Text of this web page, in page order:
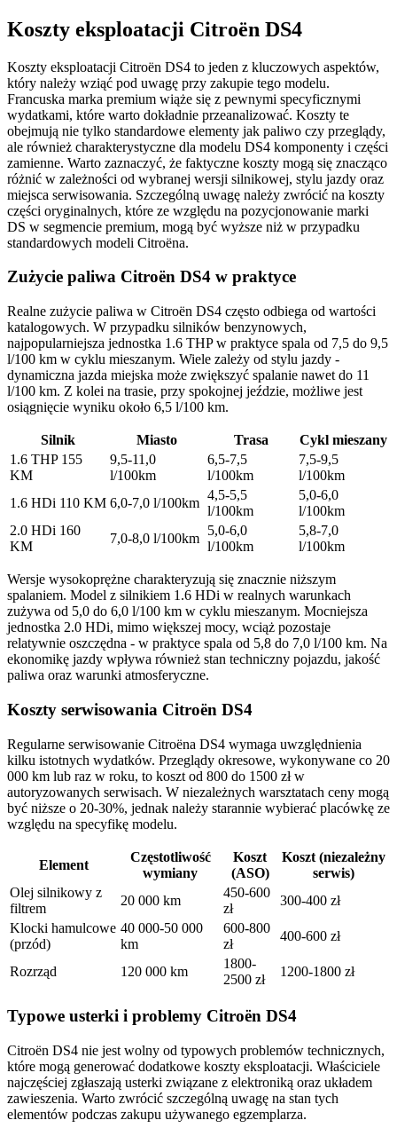
Koszty eksploatacji Citroën DS4
Koszty eksploatacji Citroën DS4 to jeden z kluczowych aspektów,
który należy wziąć pod uwagę przy zakupie tego modelu.
Francuska marka premium wiąże się z pewnymi specyficznymi
wydatkami, które warto dokładnie przeanalizować. Koszty te
obejmują nie tylko standardowe elementy jak paliwo czy przeglądy,
ale również charakterystyczne dla modelu DS4 komponenty i części
zamienne. Warto zaznaczyć, że faktyczne koszty mogą się znacząco
różnić w zależności od wybranej wersji silnikowej, stylu jazdy oraz
miejsca serwisowania. Szczególną uwagę należy zwrócić na koszty
części oryginalnych, które ze względu na pozycjonowanie marki
DS w segmencie premium, mogą być wyższe niż w przypadku
standardowych modeli Citroëna.
Zużycie paliwa Citroën DS4 w praktyce
Realne zużycie paliwa w Citroën DS4 często odbiega od wartości
katalogowych. W przypadku silników benzynowych,
najpopularniejsza jednostka 1.6 THP w praktyce spala od 7,5 do 9,5
l/100 km w cyklu mieszanym. Wiele zależy od stylu jazdy -
dynamiczna jazda miejska może zwiększyć spalanie nawet do 11
l/100 km. Z kolei na trasie, przy spokojnej jeździe, możliwe jest
osiągnięcie wyniku około 6,5 l/100 km.
Silnik Miasto Trasa
Cykl mieszany
1.6 THP 155
KM
9,5-11,0
l/100km
6,5-7,5
l/100km
7,5-9,5
l/100km
1.6 HDi 110 KM 6,0-7,0 l/100km
4,5-5,5
l/100km
5,0-6,0
l/100km
2.0 HDi 160
KM
7,0-8,0 l/100km
5,0-6,0
l/100km
5,8-7,0
l/100km
Wersje wysokoprężne charakteryzują się znacznie niższym
spalaniem. Model z silnikiem 1.6 HDi w realnych warunkach
zużywa od 5,0 do 6,0 l/100 km w cyklu mieszanym. Mocniejsza
jednostka 2.0 HDi, mimo większej mocy, wciąż pozostaje
relatywnie oszczędna - w praktyce spala od 5,8 do 7,0 l/100 km. Na
ekonomikę jazdy wpływa również stan techniczny pojazdu, jakość
paliwa oraz warunki atmosferyczne.
Koszty serwisowania Citroën DS4
Regularne serwisowanie Citroëna DS4 wymaga uwzględnienia
kilku istotnych wydatków. Przeglądy okresowe, wykonywane co 20
000 km lub raz w roku, to koszt od 800 do 1500 zł w
autoryzowanych serwisach. W niezależnych warsztatach ceny mogą
być niższe o 20-30%, jednak należy starannie wybierać placówkę ze
względu na specyfikę modelu.
Element
Częstotliwość
wymiany
Koszt
(ASO)
Koszt (niezależny
serwis)
Olej silnikowy z
filtrem
20 000 km
450-600
zł
300-400 zł
Klocki hamulcowe
(przód)
40 000-50 000
km
600-800
zł
400-600 zł
Rozrząd 120 000 km
1800-
2500 zł
1200-1800 zł
Typowe usterki i problemy Citroën DS4
Citroën DS4 nie jest wolny od typowych problemów technicznych,
które mogą generować dodatkowe koszty eksploatacji. Właściciele
najczęściej zgłaszają usterki związane z elektroniką oraz układem
zawieszenia. Warto zwrócić szczególną uwagę na stan tych
elementów podczas zakupu używanego egzemplarza.